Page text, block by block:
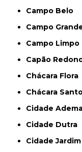
Campo Belo
Campo
Campo Limpo
Capão
Chácara Flora
Chácara
Cidade
Cidade Dutra
Cidade Jardim